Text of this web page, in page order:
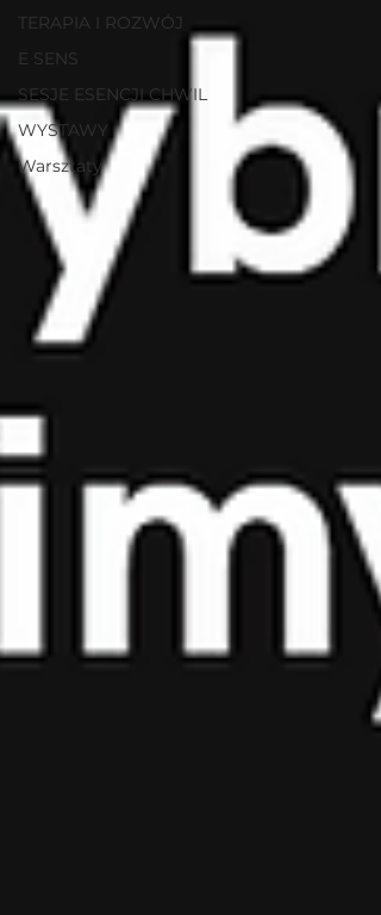
TERAPIA I ROZWÓJ
E SENS
SESJE ESENCJI CHWIL
WYSTAWY
Warsztaty